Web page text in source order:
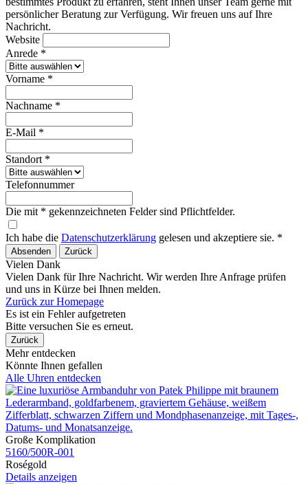
persönlicher Beratung zur Verfügung. Wir freuen uns auf Ihre
Nachricht.
Website
Anrede *
Vorname *
Nachname *
E-Mail *
Standort *
Telefonnummer
Die mit * gekennzeichneten Felder sind Pflichtfelder.
Ich habe die Datenschutzerklärung gelesen und akzeptiere sie. *
Absenden Zurück
Vielen Dank
Vielen Dank für Ihre Nachricht. Wir werden Ihre Anfrage prüfen
und uns in Kürze bei Ihnen melden.
Zurück zur Homepage
Es ist ein Fehler aufgetreten
Bitte versuchen Sie es erneut.
Zurück
Mehr entdecken
Könnte Ihnen gefallen
Alle Uhren entdecken
Große Komplikation
5160​/500R​-001
Roségold
Details anzeigen